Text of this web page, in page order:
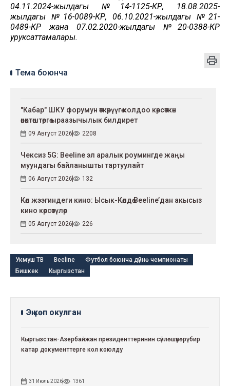
04.11.2024-жылдагы №14-1125-КР, 18.08.2025-
жылдагы №16-0089-КР, 06.10.2021-жылдагы №21-
0489-КР жана 07.02.2020-жылдагы №20-0388-КР
уруксаттамалары.
Тема боюнча
"Кабар" ШКУ форумун өткөрүүгө колдоо көрсөткөн
өнөктөштөргө ыраазычылык билдирет
09 Август 2026 2208
Чексиз 5G: Beeline эл аралык роумингде жаңы
муундагы байланышты тартуулайт
06 Август 2026 132
Көл жээгиндеги кино: Ысык-Көлдө Beeline’дан акысыз
кино көрсөтүлөр
05 Август 2026 226
Укмуш ТВ Beeline
Футбол боюнча дүйнө чемпионаты
Бишкек
Кыргызстан
Эң көп окулган
Кыргызстан-Азербайжан президенттеринин сүйлөшүүлөрү: бир
катар документтерге кол коюлду
31 Июль 2026 1361